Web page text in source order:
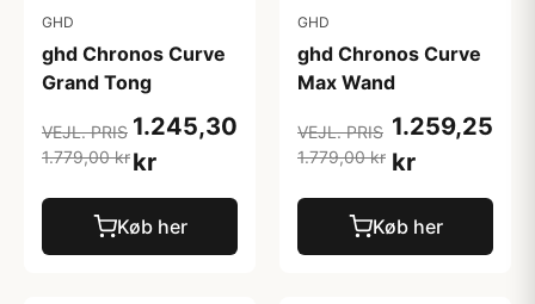
GHD
ghd Chronos Curve
Grand Tong
VEJL. PRIS
1.779,00 kr
1.245,30
kr
Køb her
GHD
ghd Chronos Curve
Max Wand
VEJL. PRIS
1.779,00 kr
1.259,25
kr
Køb her